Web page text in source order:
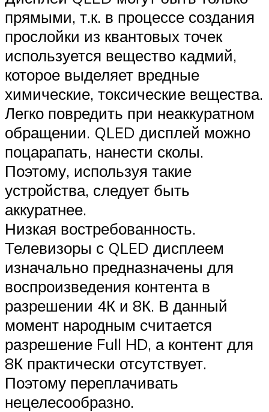
прямыми, т.к. в процессе создания
прослойки из квантовых точек
используется вещество кадмий,
которое выделяет вредные
химические, токсические вещества.
Легко повредить при неаккуратном
обращении. QLED дисплей можно
поцарапать, нанести сколы.
Поэтому, используя такие
устройства, следует быть
аккуратнее.
Низкая востребованность.
Телевизоры с QLED дисплеем
изначально предназначены для
воспроизведения контента в
разрешении 4К и 8К. В данный
момент народным считается
разрешение Full HD, а контент для
8К практически отсутствует.
Поэтому переплачивать
нецелесообразно.